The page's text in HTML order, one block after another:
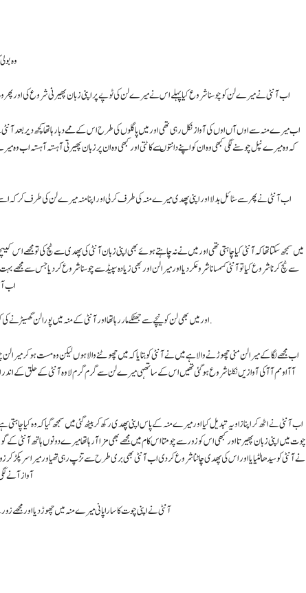
وہ
اب آنٹی نے میرے لن کو چوسنا شروع کیا پہلے اس نے میرے لن کی ٹوپے پر اپنی زبان پھیرنی شروع کی اورپھر
اب میرے منہ سے اوں آں اوں کی آواز نکل رہی تھی اور میں پاگلوں کی طرح اس کے ممے دبا رہا تھا کچھ دیر بعد آنٹی
کہ وہ میرے نپل چوسنے لگی کبھی وہ ان کو اپنے دانتوںسے کاٹتی اور کبھی وہ ان پر زبان پھیرتی آہستہ آہستہ اب وہ
اب آنٹی نے پھر سے سٹائل بدلا اور اپنی پھدی میرے منہ کی طرف کر لی اور اپنا منہ میرے لن کی طرف کر کہ
میں سمجھ سکتا تھا کہ آنٹی کیا چاہتی تھی اور میں نے نہ چاہتے ہوئے بھی اپنی زبان آنٹی کی پھدی سے ٹچ کی تو
سے ٹچ کرنا شروع کیا تو آنٹی کسمسانا شروعکر دیا اور میرا لن اور بھی زیادہ سپیڈ سے چوسنا شروع کر دیا جس سے
اب
اور میں بھی لن کو نیچے سے جھٹکے مار رہا تھا اور آنٹی کے منہ میں پورا لن گھسیڑ نے کی کوشش کر رہا تھا وہ بھی پوری آب وتاب سے میرا لن قلفی کہ مانند چوس رہی تھی.
اب مجھے لگا کے میرا لن منی چھوڑنے والا ہے میں نے آنٹی کو بتایا کہ میں چھوٹنے والا ہوں لیکن وہ مست ہو کر
آآ او مم آآ کی آوازیں نکلنا شروع ہو گئی تھیں اس کے ساتھہی میرے لن سے گرم گرم لاوہ آنٹی کے حلق کے اندر
اب آنٹی نے اٹھ کر اپنا زاویہ تبدیل کیا اورمیرے منہ کے پاس اپنی پھدی رکھ کر بیٹھ گئی میں سمجھ گیا کہ وہ کیا
چوت میں اپنی زبان پھیرتا اور کبھی اس کو زورسے چومتا اس کام میں مجھے بھی مزا آ رہا تھا میرے دونوں ہاتھ آنٹی
نے آنٹی کو سیدھا لٹیایا اور اس کی پھدی چاٹناشروع کر دی اب آنٹی بھی بری طرح سے تڑپ رہی تھیاور میرا سر
آواز آنے
آنٹی نے اپنی چوت کا سارا پانی میرے منہ میں چھوڑ دیا اور